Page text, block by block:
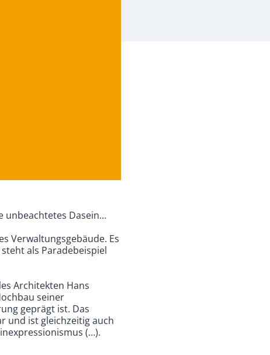
unbeachtetes Dasein…
Verwaltungsgebäude. Es
als Paradebeispiel
Architekten Hans
seiner
geprägt ist. Das
und ist gleichzeitig auch
(…).